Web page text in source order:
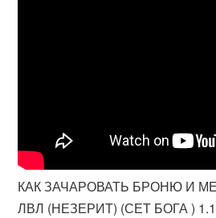
КАК ЗАЧАРОВАТЬ БРОНЮ И
ЛВЛ (НЕЗЕРИТ) (СЕТ БОГА )